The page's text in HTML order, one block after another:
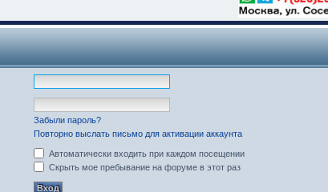
Забыли пароль?
Повторно выслать письмо для активации аккаунта
Автоматически входить при каждом посещении
Скрыть мое пребывание на форуме в этот раз